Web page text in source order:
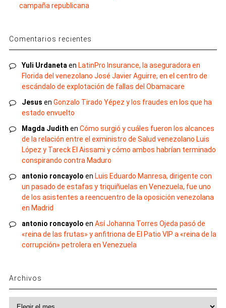
campaña republicana
Comentarios recientes
Yuli Urdaneta en LatinPro Insurance, la aseguradora en
Florida del venezolano José Javier Aguirre, en el centro de
escándalo de explotación de fallas del Obamacare
Jesus en Gonzalo Tirado Yépez y los fraudes en los que ha
estado envuelto
Magda Judith en Cómo surgió y cuáles fueron los alcances
de la relación entre el exministro de Salud venezolano Luis
López y Tareck El Aissami y cómo ambos habrían terminado
conspirando contra Maduro
antonio roncayolo en Luis Eduardo Manresa, dirigente con
un pasado de estafas y triquiñuelas en Venezuela, fue uno
de los asistentes a reencuentro de la oposición venezolana
en Madrid
antonio roncayolo en Así Johanna Torres Ojeda pasó de
«reina de las frutas» y anfitriona de El Patio VIP a «reina de la
corrupción» petrolera en Venezuela
Archivos